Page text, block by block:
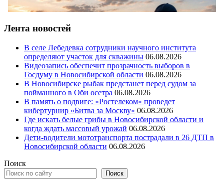
Лента новостей
В селе Лебедевка сотрудники научного института
определяют участок для скважины 06.08.2026
Видеозапись обеспечит прозрачность выборов в
Госдуму в Новосибирской области 06.08.2026
В Новосибирске рыбак предстанет перед судом за
пойманного в Оби осетра 06.08.2026
В память о подвиге: «Ростелеком» проведет
кибертурнир «Битва за Москву» 06.08.2026
Где искать белые грибы в Новосибирской области и
когда ждать массовый урожай 06.08.2026
Дети-водители мототранспорта пострадали в 26 ДТП в
Новосибирской области 06.08.2026
Поиск
Поиск